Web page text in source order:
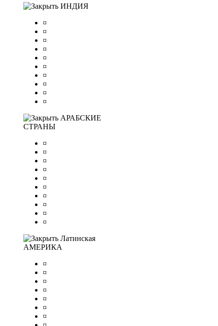
ИНДИЯ
¤
¤
¤
¤
¤
¤
¤
¤
¤
¤
АРАБСКИЕ
СТРАНЫ
¤
¤
¤
¤
¤
¤
¤
¤
¤
¤
Латинская
АМЕРИКА
¤
¤
¤
¤
¤
¤
¤